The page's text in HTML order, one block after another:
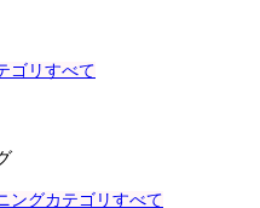
ゴリすべて
ングカテゴリすべて